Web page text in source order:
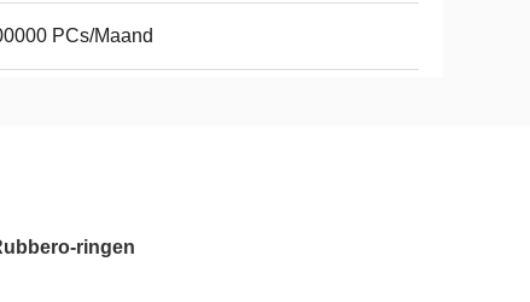
PCs/Maand
ringen